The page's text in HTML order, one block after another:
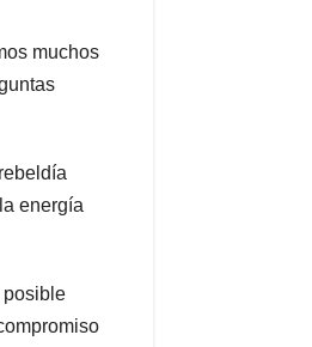
muchos
energía
posible